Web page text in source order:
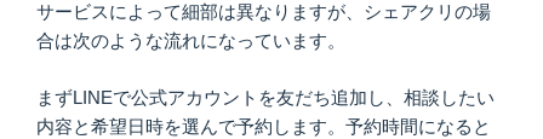
サービスによって細部は異なりますが、シェアクリの場
合は次のような流れになっています。
まずLINEで公式アカウントを友だち追加し、相談したい
内容と希望日時を選んで予約します。予約時間になると